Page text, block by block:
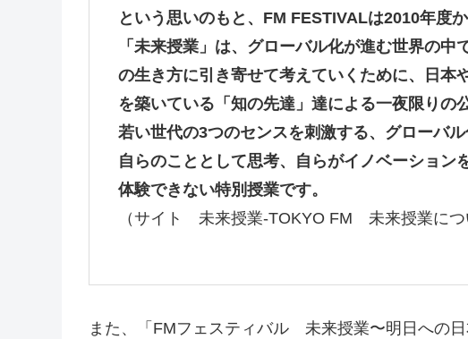
という思いのもと、FM FESTIVALは2010年度
「未来授業」は、グローバル化が進む世界の
の生き方に引き寄せて考えていくために、日本
を築いている「知の先達」達による一夜限り
若い世代の3つのセンスを刺激する、グローバ
自らのこととして思考、自らがイノベーション
体験できない特別授業です。
（サイト 未来授業-TOKYO FM 未来授業に
また、「FMフェスティバル 未来授業〜明日への